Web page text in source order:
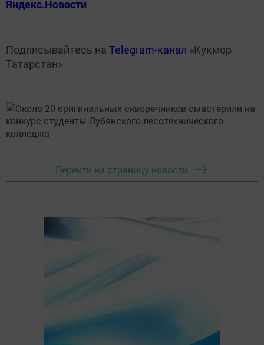
Яндекс.Новости
Подписывайтесь на Telegram-канал «Кукмор
Татарстан»
Перейти на страницу новости